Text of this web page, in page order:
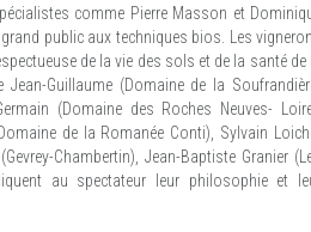
comme Pierre Masson et
public aux techniques bios. Les
de la vie des sols et de la santé de
Guillaume (Domaine de la
(Domaine des Roches Neuves-
de la Romanée Conti), Sylvain
Chambertin), Jean-Baptiste Granier
au spectateur leur philosophie et